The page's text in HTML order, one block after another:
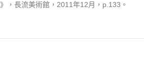
，長流美術館，2011年12月，p.133。